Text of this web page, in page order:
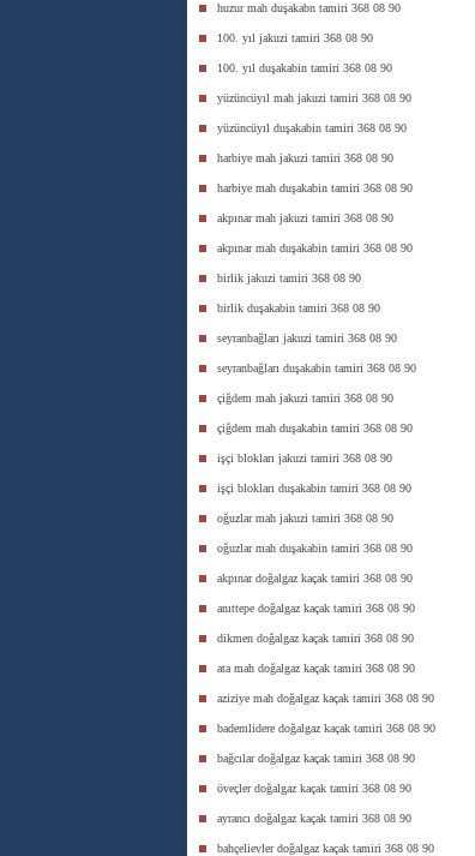
huzur mah duşakabn tamiri 368 08 90
100. yıl jakuzi tamiri 368 08 90
100. yıl duşakabin tamiri 368 08 90
yüzüncüyıl mah jakuzi tamiri 368 08 90
yüzüncüyıl duşakabin tamiri 368 08 90
harbiye mah jakuzi tamiri 368 08 90
harbiye mah duşakabin tamiri 368 08 90
akpınar mah jakuzi tamiri 368 08 90
akpınar mah duşakabin tamiri 368 08 90
birlik jakuzi tamiri 368 08 90
birlik duşakabin tamiri 368 08 90
seyranbağları jakuzi tamiri 368 08 90
seyranbağları duşakabin tamiri 368 08 90
çiğdem mah jakuzi tamiri 368 08 90
çiğdem mah duşakabin tamiri 368 08 90
işçi blokları jakuzi tamiri 368 08 90
işçi blokları duşakabin tamiri 368 08 90
oğuzlar mah jakuzi tamiri 368 08 90
oğuzlar mah duşakabin tamiri 368 08 90
akpınar doğalgaz kaçak tamiri 368 08 90
anıttepe doğalgaz kaçak tamiri 368 08 90
dikmen doğalgaz kaçak tamiri 368 08 90
ata mah doğalgaz kaçak tamiri 368 08 90
aziziye mah doğalgaz kaçak tamiri 368 08 90
bademlidere doğalgaz kaçak tamiri 368 08 90
bağcılar doğalgaz kaçak tamiri 368 08 90
öveçler doğalgaz kaçak tamiri 368 08 90
ayrancı doğalgaz kaçak tamiri 368 08 90
bahçelievler doğalgaz kaçak tamiri 368 08 90